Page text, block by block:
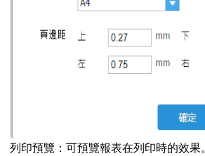
列印預覽：可預覽報表在列印時的效果。